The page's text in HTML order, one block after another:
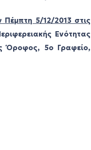
Πέμπτη 5/12/2013 στις
Ενότητας
Όροφος, 5ο Γραφείο,